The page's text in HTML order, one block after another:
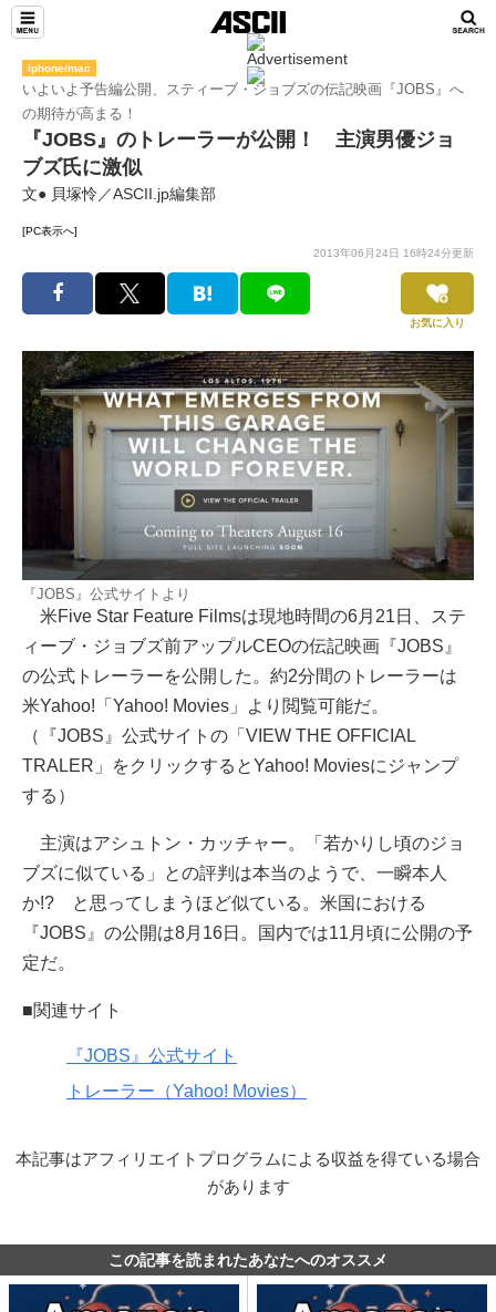
iphone/mac
いよいよ予告編公開、スティーブ・ジョブズの伝記映画『JOBS』へ
の期待が高まる！
『JOBS』のトレーラーが公開！ 主演男優ジョ
ブズ氏に激似
文● 貝塚怜／ASCII.jp編集部
[PC表示へ]
2013年06月24日 16時24分更新
お気に入り
『JOBS』公式サイトより
米Five Star Feature Filmsは現地時間の6月21日、ステ
ィーブ・ジョブズ前アップルCEOの伝記映画『JOBS』
の公式トレーラーを公開した。約2分間のトレーラーは
米Yahoo!「Yahoo! Movies」より閲覧可能だ。
（『JOBS』公式サイトの「VIEW THE OFFICIAL
TRALER」をクリックするとYahoo! Moviesにジャンプ
する）
主演はアシュトン・カッチャー。「若かりし頃のジョ
ブズに似ている」との評判は本当のようで、一瞬本人
か!? と思ってしまうほど似ている。米国における
『JOBS』の公開は8月16日。国内では11月頃に公開の予
定だ。
■関連サイト
『JOBS』公式サイト
トレーラー（Yahoo! Movies）
本記事はアフィリエイトプログラムによる収益を得ている場合
があります
この記事を読まれたあなたへのオススメ